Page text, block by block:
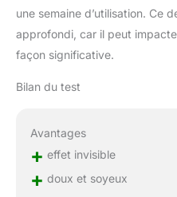
une semaine d’utilisation. Ce
approfondi, car il peut
façon significative.
Bilan du test
Avantages
+ effet invisible
+ doux et soyeux